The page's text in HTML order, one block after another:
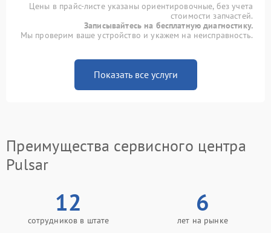
Цены в прайс-листе указаны ориентировочные, без учета
стоимости запчастей.
Записывайтесь на бесплатную диагностику.
Мы проверим ваше устройство и укажем на неисправность.
Показать все услуги
Преимущества сервисного центра
Pulsar
12
сотрудников в штате
6
лет на рынке